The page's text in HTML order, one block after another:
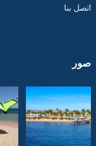
اتصل بنا
صور